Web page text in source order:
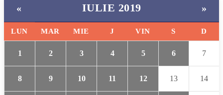
« IULIE 2019 »
LUN MAR MIE J VIN S D
1 2 3 4 5 6 7
8 9 10 11 12 13 14